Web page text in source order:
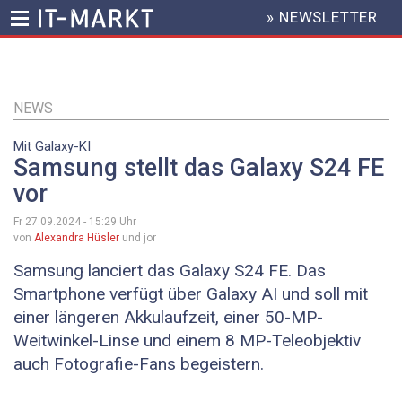
Inhalt
HEADER
MENU
» NEWSLETTER
NEWS
Mit Galaxy-KI
Samsung stellt das Galaxy S24 FE
vor
Fr 27.09.2024 - 15:29 Uhr
von Alexandra Hüsler und jor
Samsung lanciert das Galaxy S24 FE. Das
Smartphone verfügt über Galaxy AI und soll mit
einer längeren Akkulaufzeit, einer 50-MP-
Weitwinkel-Linse und einem 8 MP-Teleobjektiv
auch Fotografie-Fans begeistern.